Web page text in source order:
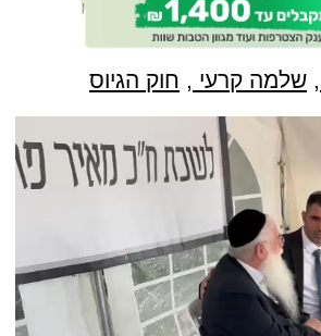
, שלמה קרעי , חוק הגיוס